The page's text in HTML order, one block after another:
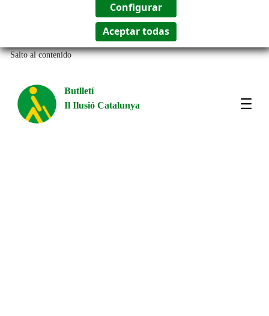
Salto al contenido
Butlletí
Il Ilusió Catalunya